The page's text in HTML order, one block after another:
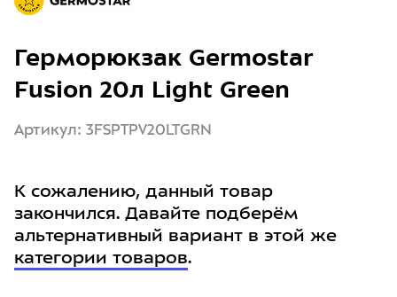
Герморюкзак Germostar
Fusion 20л Light Green
Артикул: 3FSPTPV20LTGRN
К сожалению, данный товар
закончился. Давайте подберём
альтернативный вариант в этой же
категории товаров.